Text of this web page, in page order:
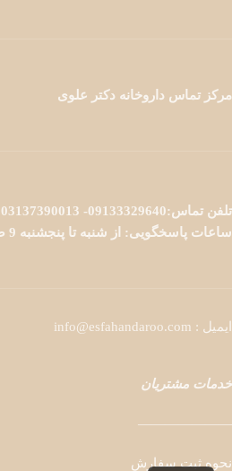
مرکز تماس داروخانه دکتر علوی
تلفن تماس:09133329640- 03137390013
ساعات پاسخگویی: از شنبه تا پنجشنبه 9 صبح الی 13 و 17 الی 21
ایمیل : info@esfahandaroo.com
خدمات مشتریان
———————
نحوه ثبت سفارش